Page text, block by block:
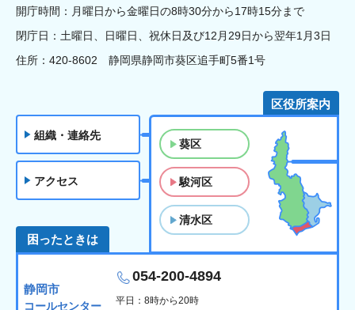
開庁時間：月曜日から金曜日の8時30分から17時15分まで
閉庁日：土曜日、日曜日、祝休日及び12月29日から翌年1月3日
住所：420-8602 静岡県静岡市葵区追手町5番1号
組織・連絡先
アクセス
区役所案内
葵区
駿河区
清水区
困ったときは
静岡市
コールセンター
054-200-4894
平日：8時から20時